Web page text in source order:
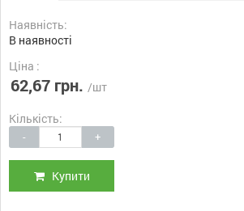
Наявність:
В наявності
Ціна :
62,67 грн. /шт
Кількість:
- +
Купити